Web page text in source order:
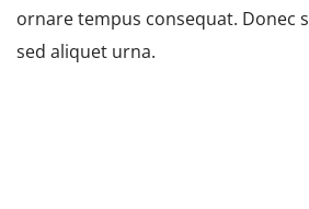
ornare tempus consequat. Donec
sed aliquet urna.